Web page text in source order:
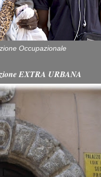
Occupazionale
EXTRA URBANA